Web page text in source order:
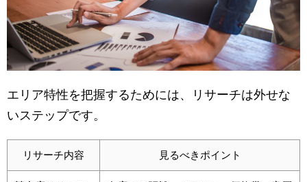
エリア特性を把握するためには、リサーチは外せな
いステップです。
リサーチ内容 見るべきポイント